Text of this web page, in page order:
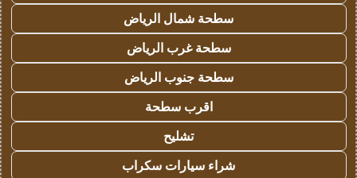
سطحة شمال الرياض
سطحة غرب الرياض
سطحة جنوب الرياض
اقرب سطحة
تشليح
شراء سيارات سكراب